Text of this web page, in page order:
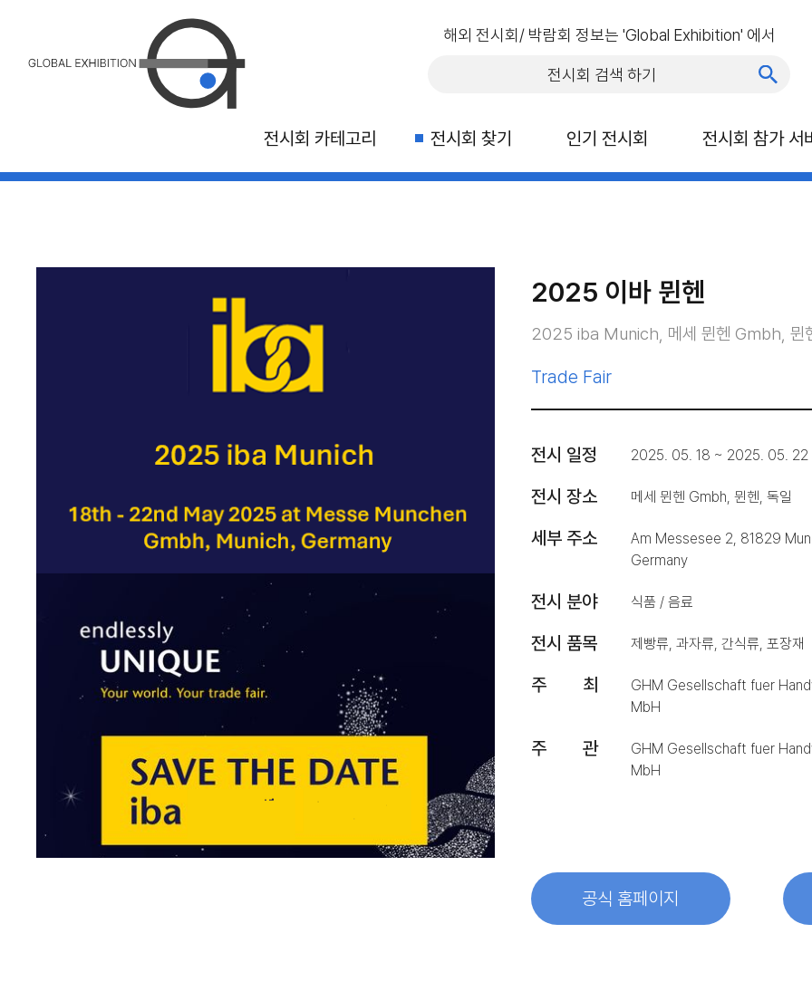
해외 전시회/ 박람회 정보는 'Global Exhibition' 에서
전시회 카테고리 전시회 찾기 인기 전시회 전시회 참가 서
2025 이바 뮌헨
2025 iba Munich, 메세 뮌헨 Gmbh, 뮌
Trade Fair
전시 일정 2025. 05. 18 ~ 2025. 05. 22
전시 장소 메세 뮌헨 Gmbh, 뮌헨, 독일
세부 주소
Am Messesee 2, 81829
Germany
전시 분야 식품 / 음료
전시 품목 제빵류, 과자류, 간식류, 포장재
주 최
GHM Gesellschaft fuer
MbH
주 관
GHM Gesellschaft fuer
MbH
공식 홈페이지